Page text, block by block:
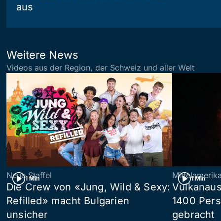
aus
Weitere News
Videos aus der Region, der Schweiz und aller Welt
1 Min
Neue Staffel
Die Crew von «Jung, Wild & Sexy:
Refilled» macht Bulgarien
unsicher
1 Min
1400
gebracht